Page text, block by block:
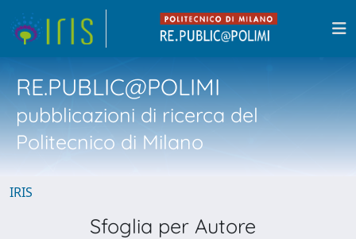
RE.PUBLIC@POLIMI
pubblicazioni di ricerca del
Politecnico di Milano
IRIS
Sfoglia per Autore